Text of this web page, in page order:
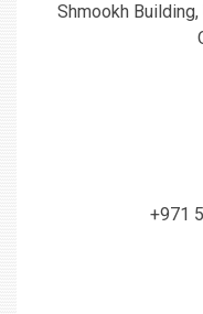
Shmookh
+971